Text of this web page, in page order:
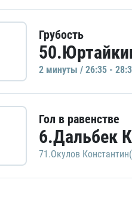
Грубость
2 минуты / 26:35 -
Гол в равенстве
6.Дальбек
71.Окулов